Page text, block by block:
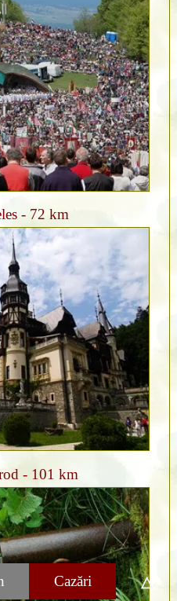
Cazări △
- 72 km
- 101 km